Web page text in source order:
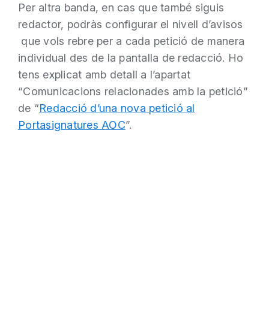
Per altra banda, en cas que també siguis
redactor, podràs configurar el nivell d’avisos
que vols rebre per a cada petició de manera
individual des de la pantalla de redacció. Ho
tens explicat amb detall a l’apartat
“Comunicacions relacionades amb la petició”
de “Redacció d’una nova petició al
Portasignatures AOC”.